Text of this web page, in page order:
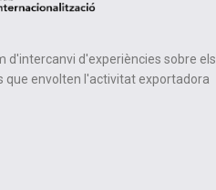
d'intercanvi d'experiències sobre els
que envolten l'activitat exportadora